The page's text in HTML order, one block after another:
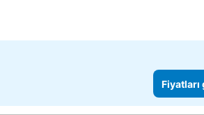
Fiyatları